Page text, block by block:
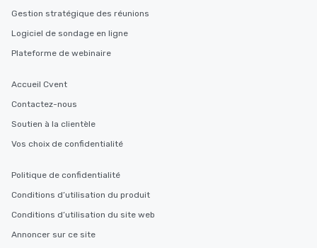
Gestion stratégique des réunions
Logiciel de sondage en ligne
Plateforme de webinaire
Accueil Cvent
Contactez-nous
Soutien à la clientèle
Vos choix de confidentialité
Politique de confidentialité
Conditions d’utilisation du produit
Conditions d’utilisation du site web
Annoncer sur ce site